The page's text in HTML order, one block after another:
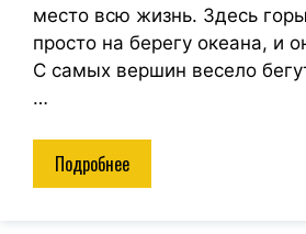
место всю жизнь. Здесь
просто на берегу океана, и
С самых вершин весело
…
Подробнее